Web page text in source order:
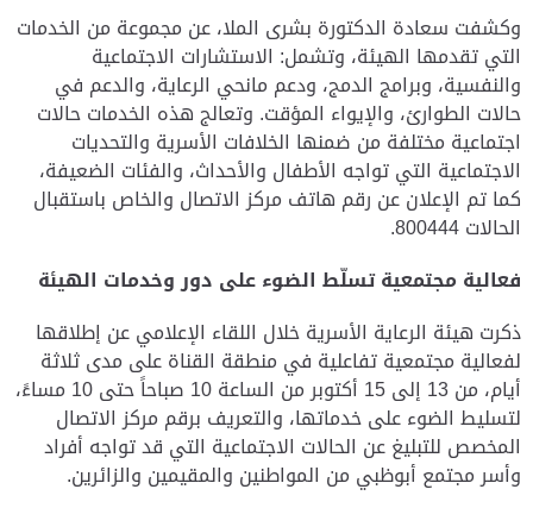
وكشفت سعادة الدكتورة بشرى الملا، عن مجموعة من الخدمات
التي تقدمها الهيئة، وتشمل: الاستشارات الاجتماعية
والنفسية، وبرامج الدمج، ودعم مانحي الرعاية، والدعم في
حالات الطوارئ، والإيواء المؤقت. وتعالج هذه الخدمات حالات
اجتماعية مختلفة من ضمنها الخلافات الأسرية والتحديات
الاجتماعية التي تواجه الأطفال والأحداث، والفئات الضعيفة،
كما تم الإعلان عن رقم هاتف مركز الاتصال والخاص باستقبال
الحالات 800444.
فعالية مجتمعية تسلّط الضوء على دور وخدمات الهيئة
ذكرت هيئة الرعاية الأسرية خلال اللقاء الإعلامي عن إطلاقها
لفعالية مجتمعية تفاعلية في منطقة القناة على مدى ثلاثة
أيام، من13 إلى15 أكتوبر من الساعة10 صباحاً حتى10 مساءً،
لتسليط الضوء على خدماتها، والتعريف برقم مركز الاتصال
المخصص للتبليغ عن الحالات الاجتماعية التي قد تواجه أفراد
وأسر مجتمع أبوظبي من المواطنين والمقيمين والزائرين.